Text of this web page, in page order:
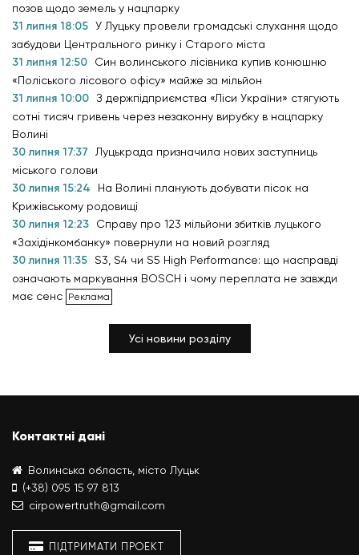
позов щодо земель у нацпарку
31 липня 18:05 У Луцьку провели громадські слухання щодо
забудови Центрального ринку і Старого міста
31 липня 12:50
Син волинського лісівника купив конюшню
«Поліського лісового офісу» майже за мільйон
31 липня 10:00 З держпідприємства «Ліси України» стягують
сотні тисяч гривень через незаконну вирубку в нацпарку
Волині
30 липня 17:37
Луцькрада призначила нових заступниць
міського голови
30 липня 15:24
На Волині планують добувати пісок на
Крижівському родовищі
30 липня 12:23
Справу про 123 мільйони збитків луцького
«Західінкомбанку» повернули на новий розгляд
30 липня 11:35 S3, S4 чи S5 High Performance: що насправді
означають маркування BOSCH і чому переплата не завжди
має сенс
Усі новини розділу
Контактні дані
Волинська область, місто Луцьк
(+38) 095 15 97 813
cirpowertruth@gmail.com
ПІДТРИМАТИ ПРОЕКТ